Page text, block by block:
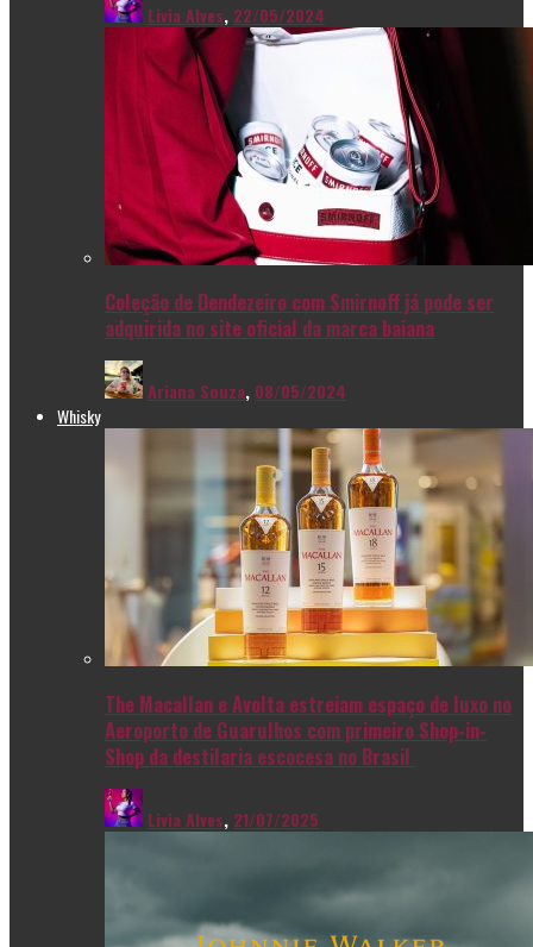
Livia Alves, 22/05/2024
Coleção de Dendezeiro com Smirnoff já pode ser
adquirida no site oficial da marca baiana
Ariana Souza, 08/05/2024
Whisky
The Macallan e Avolta estreiam espaço de luxo no
Aeroporto de Guarulhos com primeiro Shop-in-
Shop da destilaria escocesa no Brasil
Livia Alves, 21/07/2025